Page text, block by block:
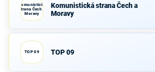
Komunistická
strana Čech a
Moravy
Komunistická strana Čech a
Moravy
TOP 09 TOP 09